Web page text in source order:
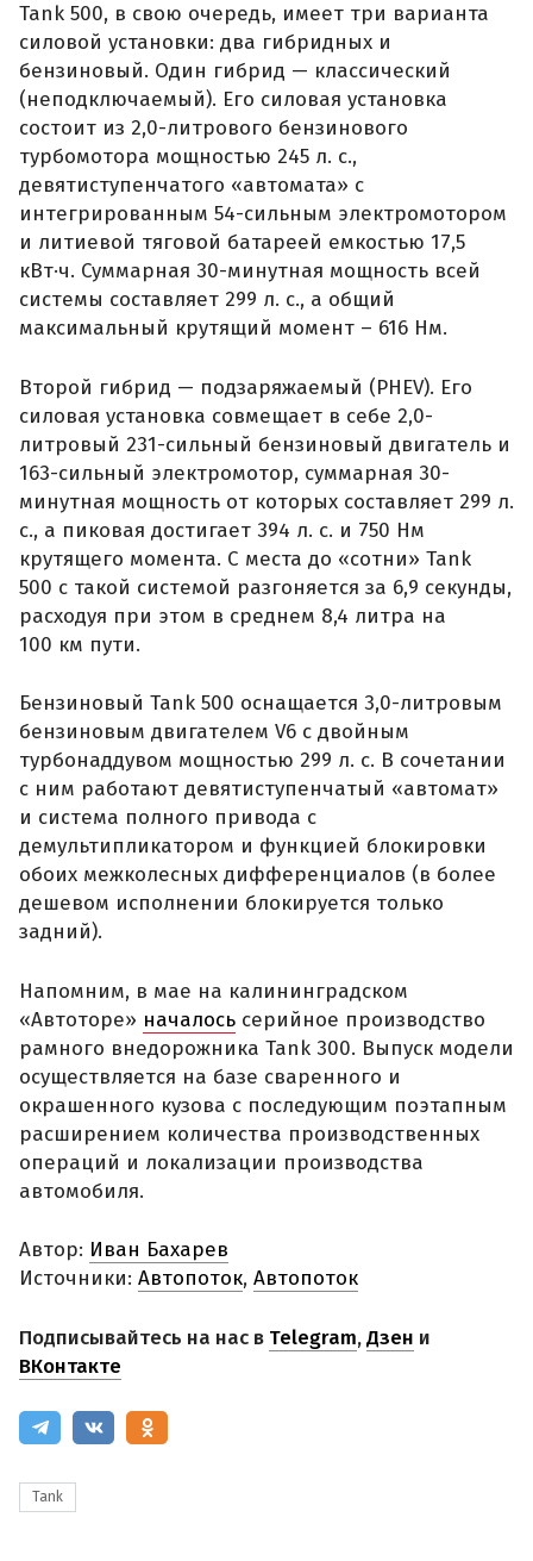
Tank 500, в свою очередь, имеет три варианта
силовой установки: два гибридных и
бензиновый. Один гибрид — классический
(неподключаемый). Его силовая установка
состоит из 2,0-литрового бензинового
турбомотора мощностью 245 л. с.,
девятиступенчатого «автомата» с
интегрированным 54-сильным электромотором
и литиевой тяговой батареей емкостью 17,5
кВт·ч. Суммарная 30-минутная мощность всей
системы составляет 299 л. с., а общий
максимальный крутящий момент – 616 Нм.
Второй гибрид — подзаряжаемый (PHEV). Его
силовая установка совмещает в себе 2,0-
литровый 231-сильный бензиновый двигатель и
163-сильный электромотор, суммарная 30-
минутная мощность от которых составляет 299 л.
с., а пиковая достигает 394 л. с. и 750 Нм
крутящего момента. С места до «сотни» Tank
500 с такой системой разгоняется за 6,9 секунды,
расходуя при этом в среднем 8,4 литра на
100 км пути.
Бензиновый Tank 500 оснащается 3,0-литровым
бензиновым двигателем V6 с двойным
турбонаддувом мощностью 299 л. с. В сочетании
с ним работают девятиступенчатый «автомат»
и система полного привода с
демультипликатором и функцией блокировки
обоих межколесных дифференциалов (в более
дешевом исполнении блокируется только
задний).
Напомним, в мае на калининградском
«Автоторе» началось серийное производство
рамного внедорожника Tank 300. Выпуск модели
осуществляется на базе сваренного и
окрашенного кузова с последующим поэтапным
расширением количества производственных
операций и локализации производства
автомобиля.
Автор: Иван Бахарев
Источники: Автопоток, Автопоток
Подписывайтесь на нас в Telegram,Дзен и
ВКонтакте
Tank